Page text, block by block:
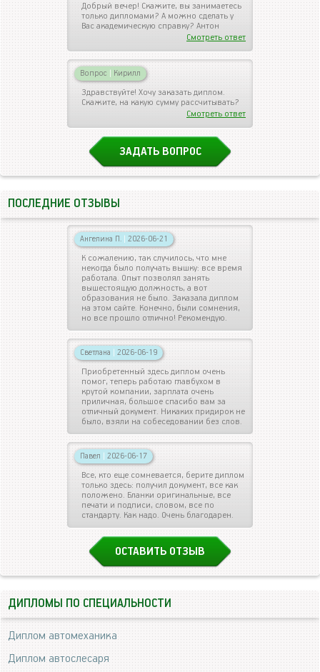
Добрый вечер! Скажите, вы занимаетесь
только дипломами? А можно сделать у
Вас академическую справку? Антон
Смотреть ответ
Вопрос | Кирилл
Здравствуйте! Хочу заказать диплом.
Скажите, на какую сумму рассчитывать?
Смотреть ответ
ЗАДАТЬ ВОПРОС
ПОСЛЕДНИЕ ОТЗЫВЫ
Ангелина П. | 2026-06-21
К сожалению, так случилось, что мне
некогда было получать вышку: все время
работала. Опыт позволял занять
вышестоящую должность, а вот
образования не было. Заказала диплом
на этом сайте. Конечно, были сомнения,
но все прошло отлично! Рекомендую.
Светлана | 2026-06-19
Приобретенный здесь диплом очень
помог, теперь работаю главбухом в
крутой компании, зарплата очень
приличная, большое спасибо вам за
отличный документ. Никаких придирок не
было, взяли на собеседовании без слов.
Павел | 2026-06-17
Все, кто еще сомневается, берите диплом
только здесь: получил документ, все как
положено. Бланки оригинальные, все
печати и подписи, словом, все по
стандарту. Как надо. Очень благодарен.
ОСТАВИТЬ ОТЗЫВ
ДИПЛОМЫ ПО СПЕЦИАЛЬНОСТИ
Диплом автомеханика
Диплом автослесаря